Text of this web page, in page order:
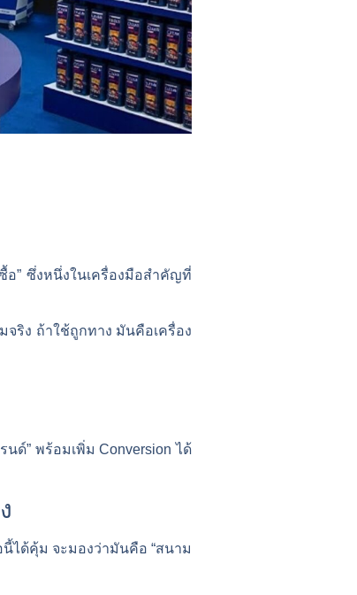
อ” ซึ่งหนึ่งในเครื่องมือสำคัญที่
ริง ถ้าใช้ถูกทาง มันคือเครื่อง
ด์” พร้อมเพิ่ม Conversion ได้
ได้คุ้ม จะมองว่ามันคือ “สนาม